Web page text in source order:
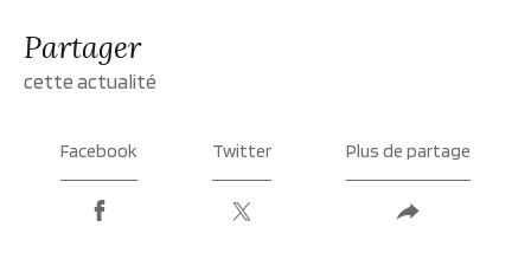
partager
cette actualité
Facebook Twitter Plus de partage